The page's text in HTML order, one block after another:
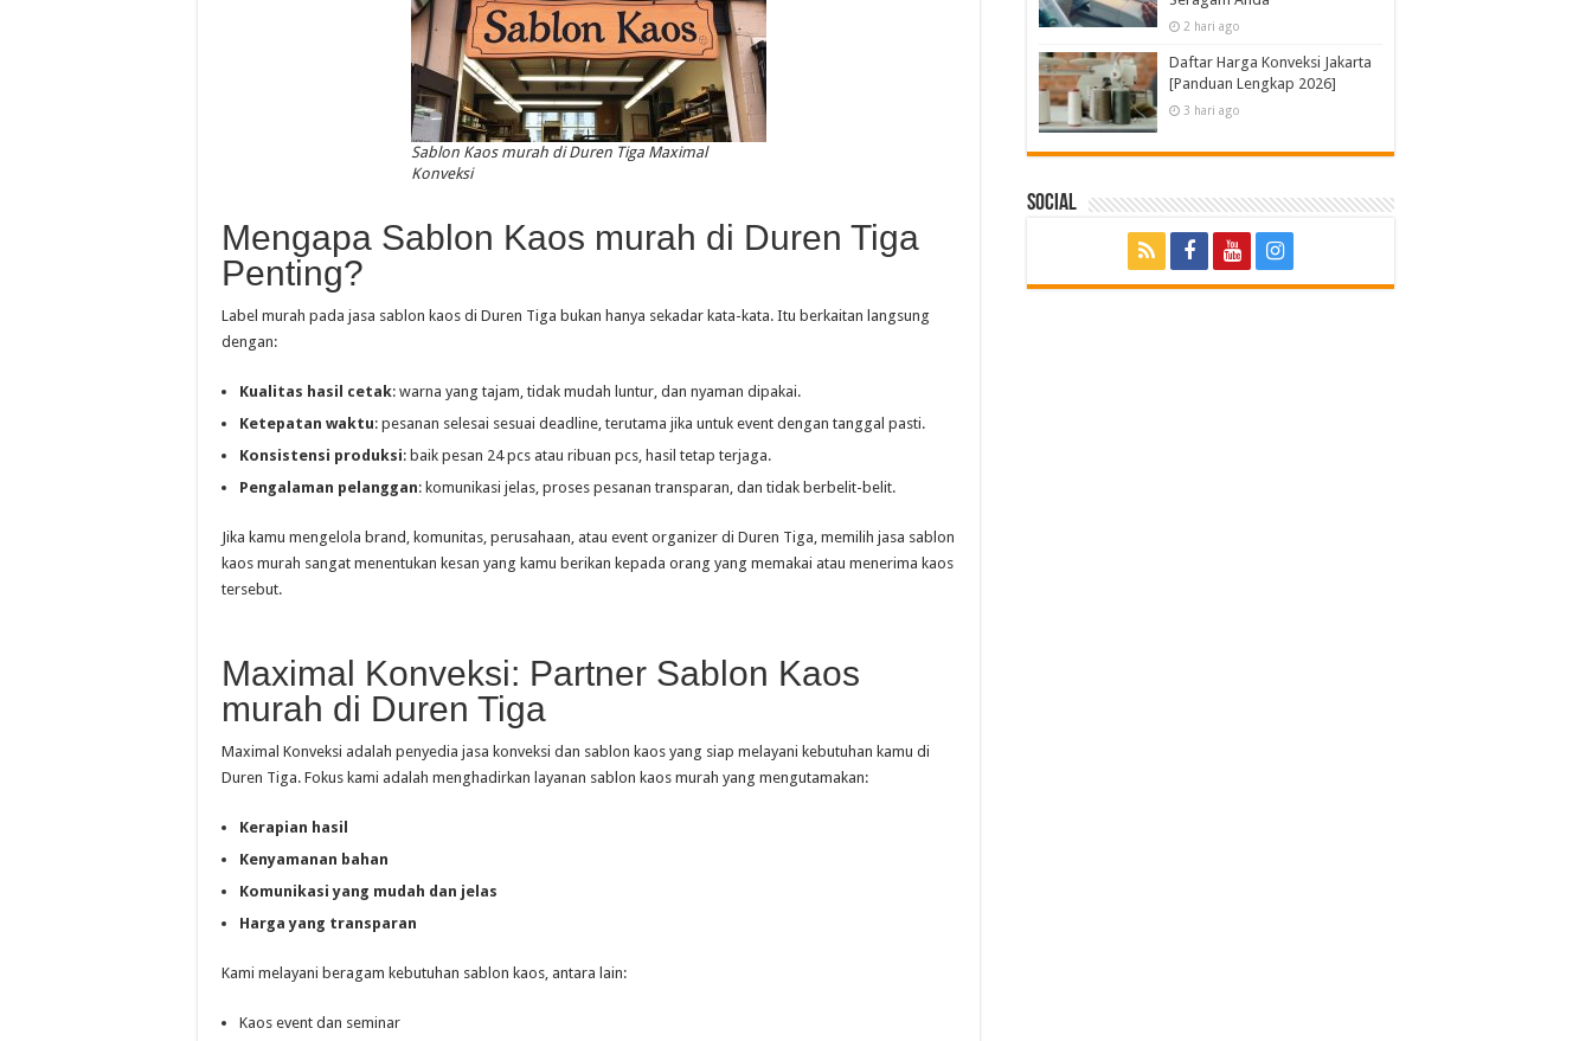
Sablon Kaos murah di Duren Tiga Maximal
Konveksi
Mengapa Sablon Kaos murah di Duren Tiga
Penting?
Label murah pada jasa sablon kaos di Duren Tiga bukan hanya sekadar kata-kata. Itu berkaitan langsung
dengan:
Kualitas hasil cetak: warna yang tajam, tidak mudah luntur, dan nyaman dipakai.
Ketepatan waktu: pesanan selesai sesuai deadline, terutama jika untuk event dengan tanggal pasti.
Konsistensi produksi: baik pesan 24 pcs atau ribuan pcs, hasil tetap terjaga.
Pengalaman pelanggan: komunikasi jelas, proses pesanan transparan, dan tidak berbelit-belit.
Jika kamu mengelola brand, komunitas, perusahaan, atau event organizer di Duren Tiga, memilih jasa sablon
kaos murah sangat menentukan kesan yang kamu berikan kepada orang yang memakai atau menerima kaos
tersebut.
Maximal Konveksi: Partner Sablon Kaos
murah di Duren Tiga
Maximal Konveksi adalah penyedia jasa konveksi dan sablon kaos yang siap melayani kebutuhan kamu di
Duren Tiga. Fokus kami adalah menghadirkan layanan sablon kaos murah yang mengutamakan:
Kerapian hasil
Kenyamanan bahan
Komunikasi yang mudah dan jelas
Harga yang transparan
Kami melayani beragam kebutuhan sablon kaos, antara lain:
Kaos event dan seminar
2 hari ago
Daftar Harga Konveksi Jakarta
[Panduan Lengkap 2026]
3 hari ago
Social